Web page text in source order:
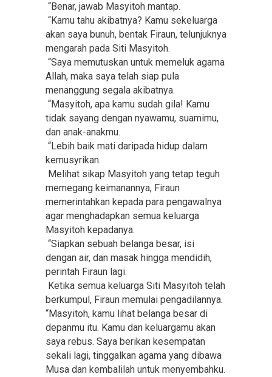
“Benar, jawab Masyitoh mantap.
“Kamu tahu akibatnya? Kamu sekeluarga
akan saya bunuh, bentak Firaun, telunjuknya
mengarah pada Siti Masyitoh.
“Saya memutuskan untuk memeluk agama
Allah, maka saya telah siap pula
menanggung segala akibatnya.
“Masyitoh, apa kamu sudah gila! Kamu
tidak sayang dengan nyawamu, suamimu,
dan anak-anakmu.
“Lebih baik mati daripada hidup dalam
kemusyrikan.
Melihat sikap Masyitoh yang tetap teguh
memegang keimanannya, Firaun
memerintahkan kepada para pengawalnya
agar menghadapkan semua keluarga
Masyitoh kepadanya.
“Siapkan sebuah belanga besar, isi
dengan air, dan masak hingga mendidih,
perintah Firaun lagi.
Ketika semua keluarga Siti Masyitoh telah
berkumpul, Firaun memulai pengadilannya.
“Masyitoh, kamu lihat belanga besar di
depanmu itu. Kamu dan keluargamu akan
saya rebus. Saya berikan kesempatan
sekali lagi, tinggalkan agama yang dibawa
Musa dan kembalilah untuk menyembahku.